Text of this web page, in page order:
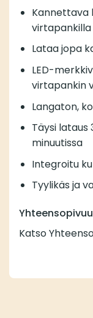
Kannettava
virtapankilla
Lataa jopa
LED-
virtapankin
Langaton,
Täysi lataus
minuutissa
Integroitu
Tyylikäs ja
Katso